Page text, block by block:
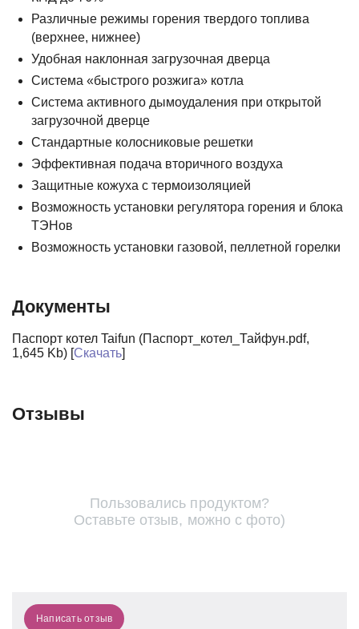
Различные режимы горения твердого топлива
(верхнее, нижнее)
Удобная наклонная загрузочная дверца
Система «быстрого розжига» котла
Система активного дымоудаления при открытой
загрузочной дверце
Стандартные колосниковые решетки
Эффективная подача вторичного воздуха
Защитные кожуха с термоизоляцией
Возможность установки регулятора горения и блока
ТЭНов
Возможность установки газовой, пеллетной горелки
Документы
Паспорт котел Taifun (Паспорт_котел_Тайфун.pdf,
1,645 Kb) [Скачать]
Отзывы
Пользовались продуктом?
Оставьте отзыв, можно с фото)
Написать отзыв